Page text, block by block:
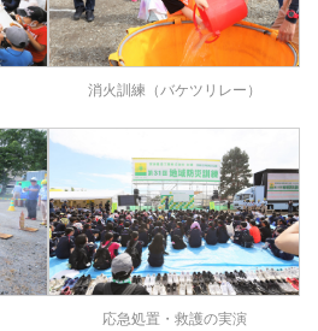
消火訓練（バケツリレー）
応急処置・救護の実演